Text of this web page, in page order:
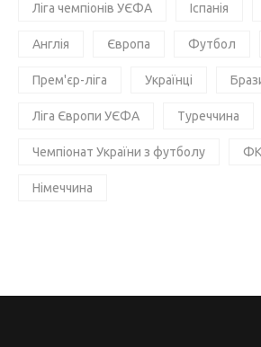
Ліга чемпіонів УЄФА Іспанія
Англія Європа Футбол
Прем'єр-ліга Українці
Ліга Європи УЄФА Туреччина
Чемпіонат України з футболу ФК
Німеччина